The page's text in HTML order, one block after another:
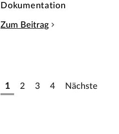
Dokumentation
Zum Beitrag
1 2 3 4 Nächste